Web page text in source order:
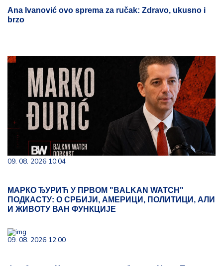
Ana Ivanović ovo sprema za ručak: Zdravo, ukusno i
brzo
09. 08. 2026 10:04
МАРКО ЂУРИЋ У ПРВОМ "BALKAN WATCH"
ПОДКАСТУ: О СРБИЈИ, АМЕРИЦИ, ПОЛИТИЦИ, АЛИ
И ЖИВОТУ ВАН ФУНКЦИЈЕ
09. 08. 2026 12:00